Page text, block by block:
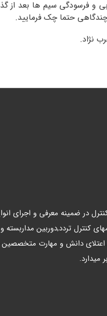
و فرسودگی سیم ها بعد
حتما چک فرمایید.
نژاد.
در ضمینه معرفی و اجرای
کنترل تردد,دوربین
دانش و مهارت متخصصین
میدارد.